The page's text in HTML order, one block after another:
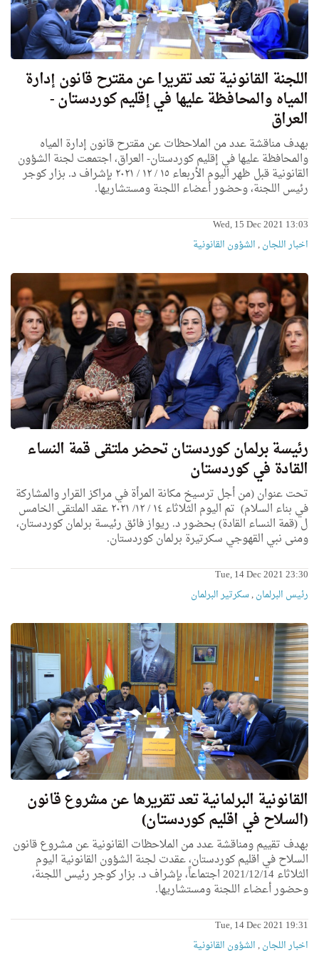
اللجنة القانونية تعد تقريرا عن مقترح قانون إدارة
المياه والمحافظة عليها في إقليم كوردستان -
العراق
بهدف مناقشة عدد من الملاحظات عن مقترح قانون إدارة المياه
والمحافظة عليها في إقليم كوردستان- العراق، اجتمعت لجنة الشؤون
القانونية قبل ظهر اليوم الأربعاء ١٥ / ١٢ / ٢٠٢١ بإشراف د. بزار كوجر
رئيس اللجنة، وحضور أعضاء اللجنة ومستشاريها.
Wed, 15 Dec 2021 13:03
اخبار اللجان,الشؤون القانونية
رئيسة برلمان كوردستان تحضر ملتقى قمة النساء
القادة في كوردستان
تحت عنوان (من أجل ترسيخ مكانة المرأة في مراكز القرار والمشاركة
في بناء السلام) تم اليوم الثلاثاء ١٤ / ١٢/ ٢٠٢١ عقد الملتقى الخامس
ل (قمة النساء القادة) بحضور د. ريواز فائق رئيسة برلمان كوردستان،
ومنى نبي القهوجي سكرتيرة برلمان كوردستان.
Tue, 14 Dec 2021 23:30
رئیس البرلمان,سكرتیر البرلمان
القانونية البرلمانية تعد تقريرها عن مشروع قانون
(السلاح في اقليم كوردستان)
بهدف تقييم ومناقشة عدد من الملاحظات القانونية عن مشروع قانون
السلاح في اقليم كوردستان، عقدت لجنة الشؤون القانونية اليوم
الثلاثاء 2021/12/14 اجتماعاً، بإشراف د. بزار كوجر رئيس اللجنة،
وحضور أعضاء اللجنة ومستشاريها.
Tue, 14 Dec 2021 19:31
اخبار اللجان,الشؤون القانونية